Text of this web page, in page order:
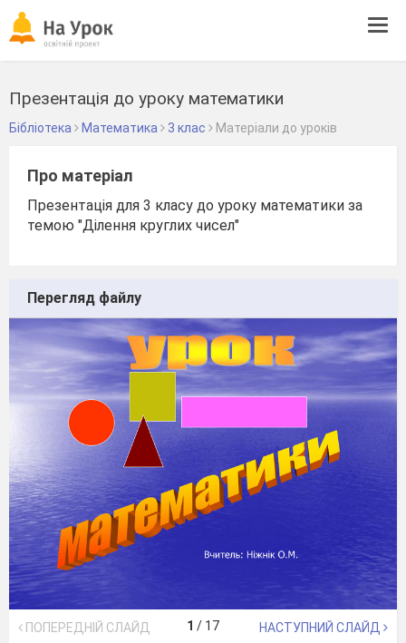
Презентація до уроку математики
Бібліотека Математика 3 клас Матеріали до уроків
Про матеріал
Презентація для 3 класу до уроку математики за
темою "Ділення круглих чисел"
Перегляд файлу
ПОПЕРЕДНІЙ СЛАЙД 1 / 17 НАСТУПНИЙ СЛАЙД